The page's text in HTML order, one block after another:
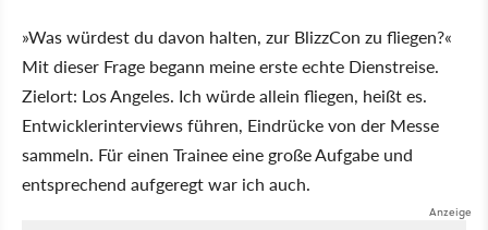
»Was würdest du davon halten, zur BlizzCon zu fliegen?«
Mit dieser Frage begann meine erste echte Dienstreise.
Zielort: Los Angeles. Ich würde allein fliegen, heißt es.
Entwicklerinterviews führen, Eindrücke von der Messe
sammeln. Für einen Trainee eine große Aufgabe und
entsprechend aufgeregt war ich auch.